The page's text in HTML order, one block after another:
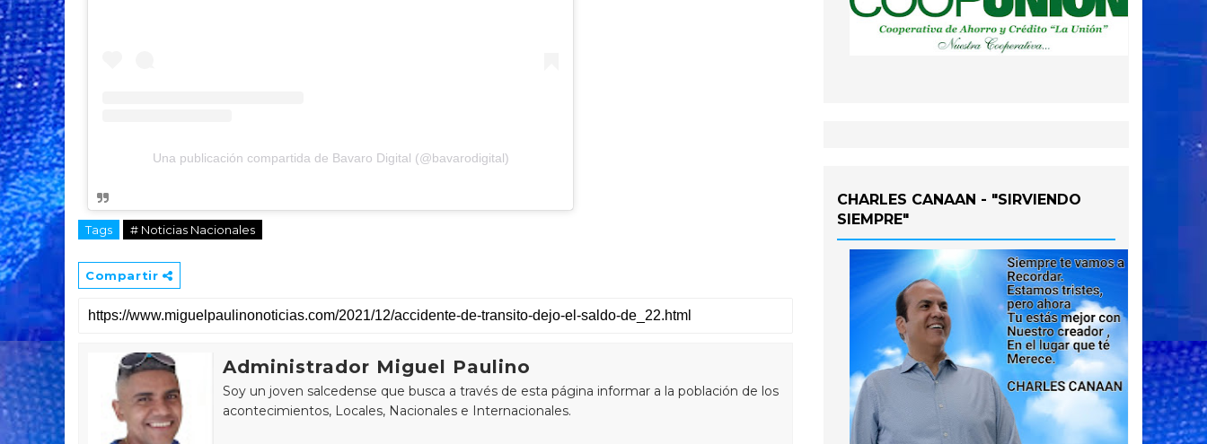
Una publicación compartida de Bavaro Digital (@bavarodigital)
Tags # Noticias Nacionales
Compartir
Administrador Miguel Paulino
Soy un joven salcedense que busca a través de esta página informar a la población de los
acontecimientos, Locales, Nacionales e Internacionales.
CHARLES CANAAN - "SIRVIENDO
SIEMPRE"